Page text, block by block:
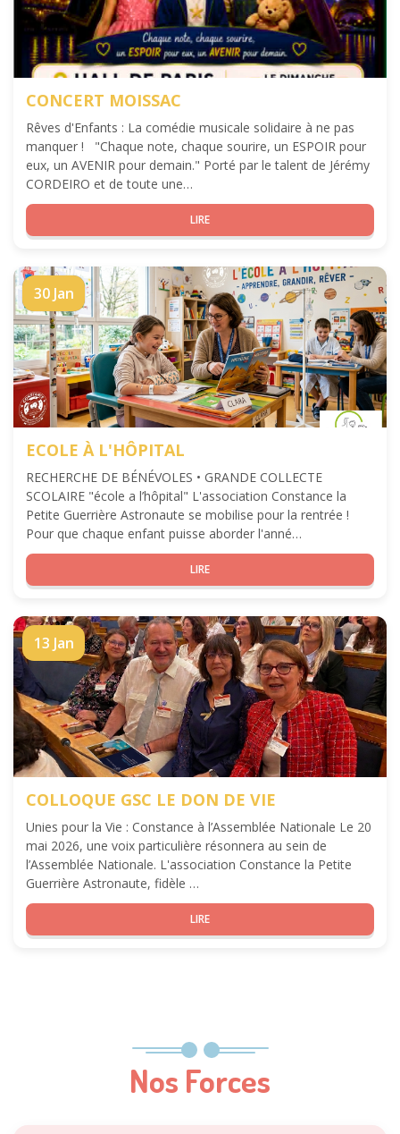
CONCERT MOISSAC
Rêves d'Enfants : La comédie musicale solidaire à ne pas
manquer ! ​ "Chaque note, chaque sourire, un ESPOIR pour
eux, un AVENIR pour demain." ​Porté par le talent de Jérémy
CORDEIRO et de toute une…
LIRE
30 Jan
ECOLE À L'HÔPITAL
RECHERCHE DE BÉNÉVOLES • GRANDE COLLECTE
SCOLAIRE "école a l’hôpital" L'association Constance la
Petite Guerrière Astronaute se mobilise pour la rentrée !
Pour que chaque enfant puisse aborder l'anné…
LIRE
13 Jan
COLLOQUE GSC LE DON DE VIE
Unies pour la Vie : Constance à l’Assemblée Nationale Le 20
mai 2026, une voix particulière résonnera au sein de
l’Assemblée Nationale. L'association Constance la Petite
Guerrière Astronaute, fidèle …
LIRE
Nos Forces